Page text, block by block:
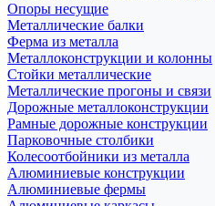
Опоры несущие
Металлические балки
Ферма из металла
Металлоконструкции и колонны
Стойки металлические
Металлические прогоны и связи
Дорожные металлоконструкции
Рамные дорожные конструкции
Парковочные столбики
Колесоотбойники из металла
Алюминиевые конструкции
Алюминиевые фермы